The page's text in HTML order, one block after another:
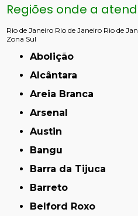
Regiões onde a
Rio de Janeiro Rio de Janeiro Rio de
Zona Sul
Abolição
Alcântara
Areia Branca
Arsenal
Austin
Bangu
Barra da Tijuca
Barreto
Belford Roxo